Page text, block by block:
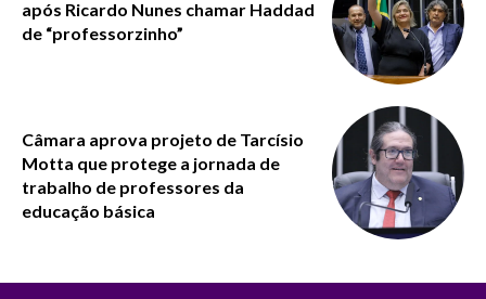
após Ricardo Nunes chamar Haddad
de “professorzinho”
Câmara aprova projeto de Tarcísio
Motta que protege a jornada de
trabalho de professores da
educação básica